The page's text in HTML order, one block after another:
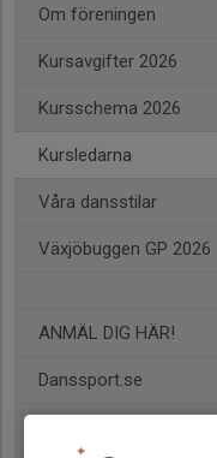
Om föreningen
Kursavgifter 2026
Kursschema 2026
Kursledarna
Våra dansstilar
Växjöbuggen GP 2026
ANMÄL DIG HÄR!
Danssport.se